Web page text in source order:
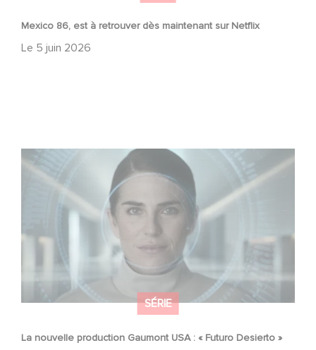
Mexico 86, est à retrouver dès maintenant sur Netflix
Le 5 juin 2026
SÉRIE
La nouvelle production Gaumont USA : « Futuro Desierto »
La nouvelle production Gaumont USA : « Futuro Desierto